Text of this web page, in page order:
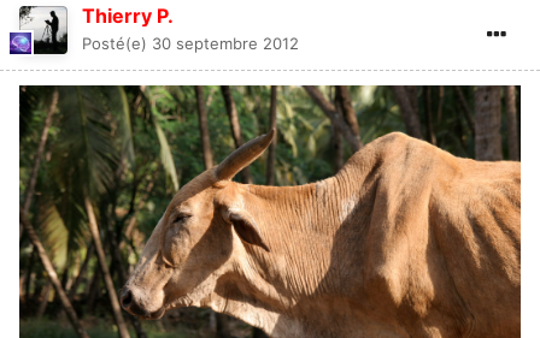
Thierry P.
Posté(e) 30 septembre 2012